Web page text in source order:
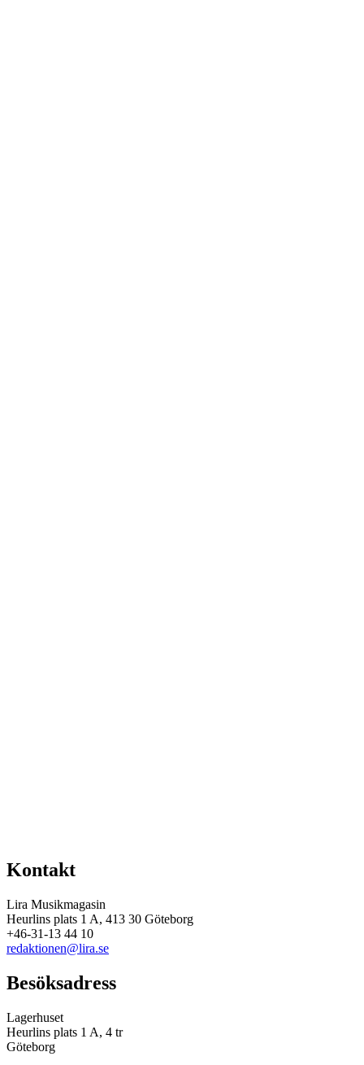
Kontakt
Lira Musikmagasin
Heurlins plats 1 A, 413 30 Göteborg
+46-31-13 44 10
redaktionen@lira.se
Besöksadress
Lagerhuset
Heurlins plats 1 A, 4 tr
Göteborg